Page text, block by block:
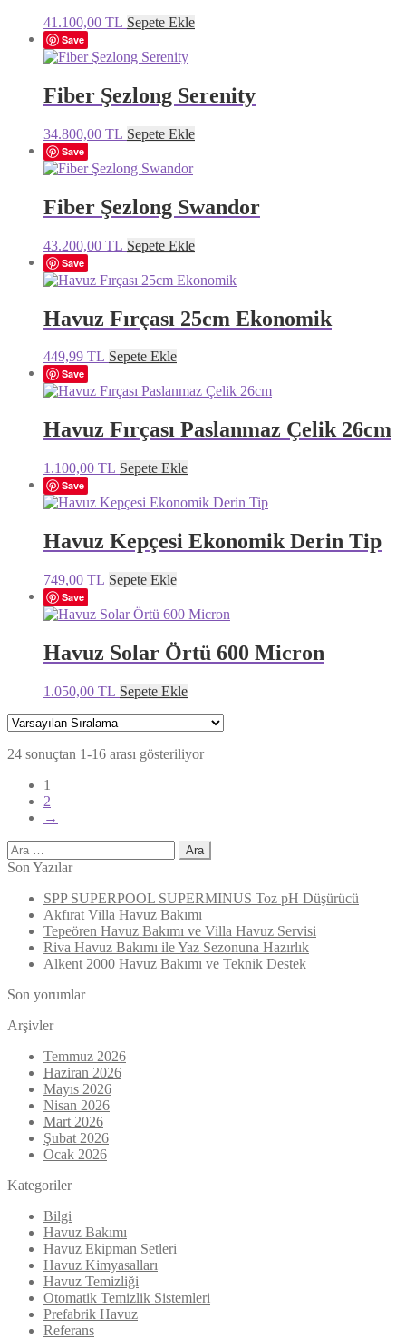
41.100,00 TL Sepete Ekle
Save
Fiber Şezlong Serenity
34.800,00 TL Sepete Ekle
Save
Fiber Şezlong Swandor
43.200,00 TL Sepete Ekle
Save
Havuz Fırçası 25cm Ekonomik
449,99 TL Sepete Ekle
Save
Havuz Fırçası Paslanmaz Çelik 26cm
1.100,00 TL Sepete Ekle
Save
Havuz Kepçesi Ekonomik Derin Tip
749,00 TL Sepete Ekle
Save
Havuz Solar Örtü 600 Micron
1.050,00 TL Sepete Ekle
24 sonuçtan 1-16 arası gösteriliyor
1
2
→
Arama:
Son Yazılar
SPP SUPERPOOL SUPERMINUS Toz pH Düşürücü
Akfırat Villa Havuz Bakımı
Tepeören Havuz Bakımı ve Villa Havuz Servisi
Riva Havuz Bakımı ile Yaz Sezonuna Hazırlık
Alkent 2000 Havuz Bakımı ve Teknik Destek
Son yorumlar
Arşivler
Temmuz 2026
Haziran 2026
Mayıs 2026
Nisan 2026
Mart 2026
Şubat 2026
Ocak 2026
Kategoriler
Bilgi
Havuz Bakımı
Havuz Ekipman Setleri
Havuz Kimyasalları
Havuz Temizliği
Otomatik Temizlik Sistemleri
Prefabrik Havuz
Referans